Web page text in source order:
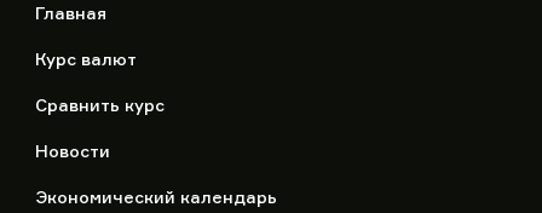
Главная
Курс валют
Сравнить курс
Новости
Экономический календарь